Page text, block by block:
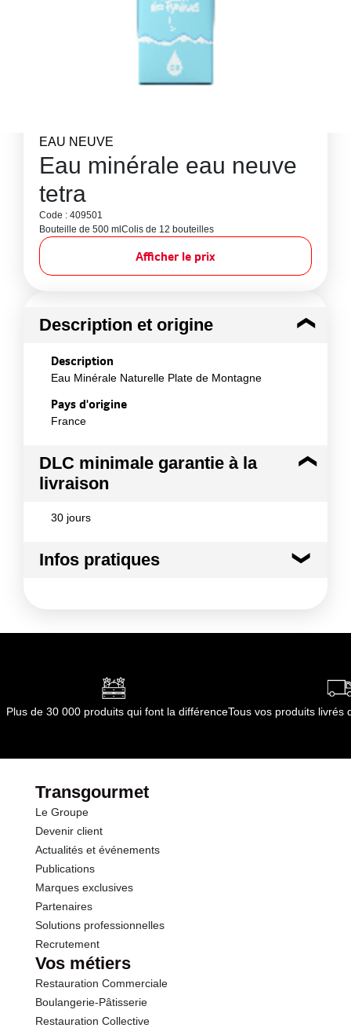
EAU NEUVE
Eau minérale eau neuve
tetra
Code : 409501
Bouteille de 500 ml Colis de 12 bouteilles
Afficher le prix
Description et origine
Description
Eau Minérale Naturelle Plate de Montagne
Pays d'origine
France
DLC minimale garantie à la
livraison
30 jours
Infos pratiques
lumière et du gel.
lumière et du gel.
Durée totale du produit :540 jours
Plus de 30 000 produits qui font la différenceTous vos produits livrés
Transgourmet
Le Groupe
Devenir client
Actualités et événements
Publications
Marques exclusives
Partenaires
Solutions professionnelles
Recrutement
Vos métiers
Restauration Commerciale
Boulangerie-Pâtisserie
Restauration Collective